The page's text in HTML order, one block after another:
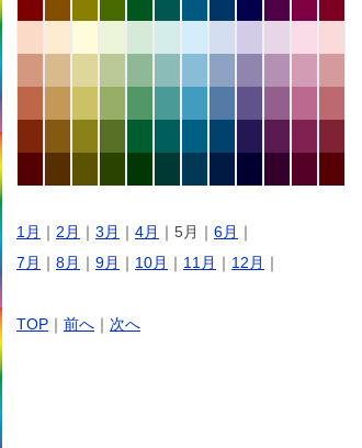
1月 ｜ 2月 ｜ 3月 ｜ 4月 ｜5月｜ 6月 ｜
7月 ｜ 8月 ｜ 9月 ｜ 10月 ｜ 11月 ｜ 12月 ｜
TOP ｜ 前へ ｜ 次へ